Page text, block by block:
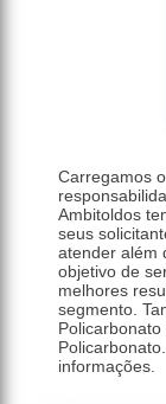
Carregamos
Ambitoldos
seus
atender além
objetivo de
melhores
segmento.
informações.